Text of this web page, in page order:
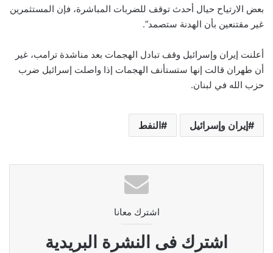
بعض الارتياح حيال أحدث توقف للضربات المباشرة، فإن المستثمرين
غير مقتنعين بأن الهدنة ستصمد”.
أعلنت إيران وإسرائيل وقف تبادل الهجمات بعد مناشدة ترامب، غير
أن طهران قالت إنها ستستأنف الهجمات إذا واصلت إسرائيل ضرب
حزب الله في لبنان.
إيران وإسرائيل النفط
اشترك معانا
اشترك فى النشرة البريدية